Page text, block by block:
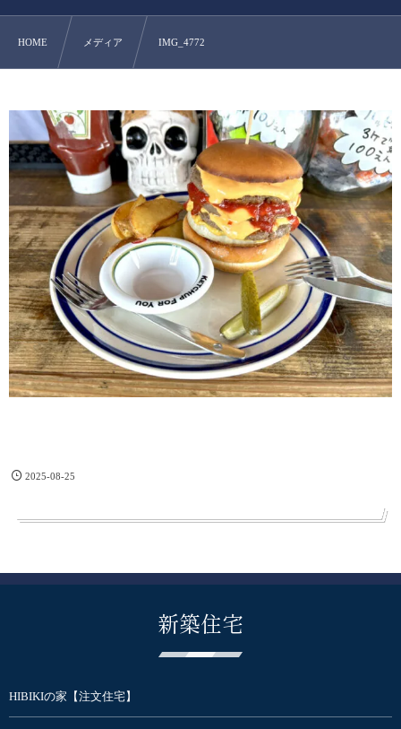
HOME メディア IMG_4772
2025-08-25
新築住宅
HIBIKIの家【注文住宅】